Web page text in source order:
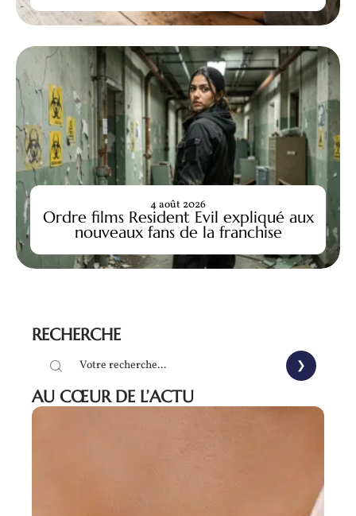
Ordre films Resident Evil expliqué aux
nouveaux fans de la franchise
4 août 2026
RECHERCHE
AU CŒUR DE L’ACTU